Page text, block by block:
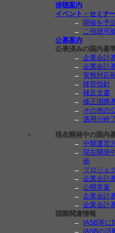
傍聴案内
イベント・セミナ
開催を予
ご視聴可
公募案内
公表済みの国内基
企業会計
企業会計
実務対応
移管指針
補足文書
修正国際
その他の
適用が終
現在開発中の国内
中期運営
現在開発
画
プロジェ
企業会計
公開草案
企業会計
企業会計
国際関連情報
IASB等に
IASBの活